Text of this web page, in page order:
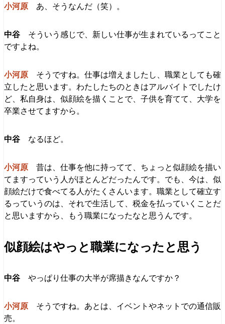
あ、そうなんだ（笑）。
そういう感じで、新しい仕事が生まれているってこと
ですよね。
そうですね。仕事は増えましたし、職業としても確
立したと思います。わたしたちのときはアルバイトでしたけ
ど、私自身は、似顔絵を描くことで、子供を育てて、大学を
卒業させてますから。
なるほど。
昔は、仕事を他に持ってて、ちょっと似顔絵を描い
てますっていう人がほとんどだったんです。でも、今は、似
顔絵だけで食べてる人がたくさんいます。職業として確立す
るっていうのは、それで生活して、税金を払っていくことだ
と思いますから、もう職業になったなと思うんです。
似顔絵はやっと職業になったと思う
やっぱり仕事の大半が席描きなんですか？
そうですね。あとは、イベントやネットでの通信販
売。